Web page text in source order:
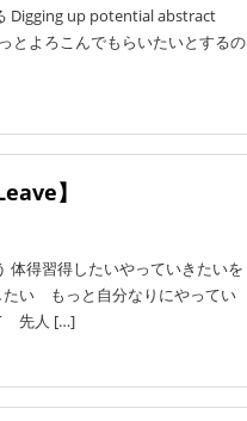
Digging up potential abstract
とよろこんでもらいたいとするの
】
体得習得したいやっていきたいを
い もっと自分なりにやってい
先人 […]